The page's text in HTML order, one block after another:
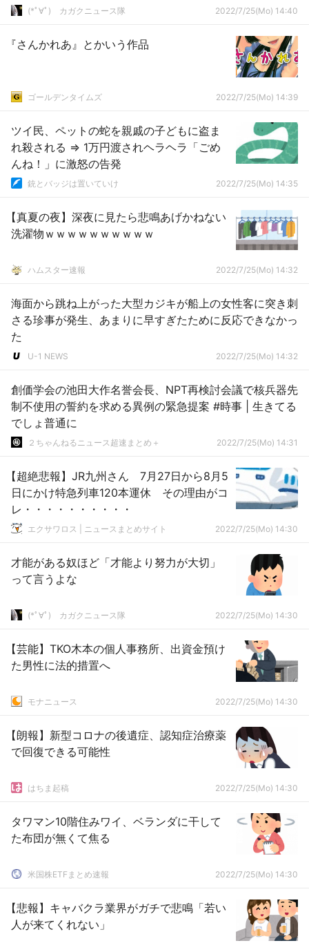
(*ﾟ∀ﾟ)ゞカガクニュース隊 2022/7/25(Mo) 14:40
『さんかれあ』とかいう作品
ゴールデンタイムズ 2022/7/25(Mo) 14:39
ツイ民、ペットの蛇を親戚の子どもに盗ま
れ殺される ⇒ 1万円渡されヘラヘラ「ごめ
んね！」に激怒の告発
銃とバッジは置いていけ 2022/7/25(Mo) 14:35
【真夏の夜】深夜に見たら悲鳴あげかねない
洗濯物ｗｗｗｗｗｗｗｗｗｗ
ハムスター速報 2022/7/25(Mo) 14:32
海面から跳ね上がった大型カジキが船上の女性客に突き刺
さる珍事が発生、あまりに早すぎたために反応できなかっ
た
U-1 NEWS 2022/7/25(Mo) 14:32
創価学会の池田大作名誉会長、NPT再検討会議で核兵器先
制不使用の誓約を求める異例の緊急提案 #時事 | 生きてる
でしょ普通に
２ちゃんねるニュース超速まとめ＋ 2022/7/25(Mo) 14:31
【超絶悲報】JR九州さん 7月27日から8月5
日にかけ特急列車120本運休 その理由がコ
レ・・・・・・・・・・
エクサワロス | ニュースまとめサイト 2022/7/25(Mo) 14:30
才能がある奴ほど「才能より努力が大切」
って言うよな
(*ﾟ∀ﾟ)ゞカガクニュース隊 2022/7/25(Mo) 14:30
【芸能】TKO木本の個人事務所、出資金預け
た男性に法的措置へ
モナニュース 2022/7/25(Mo) 14:30
【朗報】新型コロナの後遺症、認知症治療薬
で回復できる可能性
はちま起稿 2022/7/25(Mo) 14:30
タワマン10階住みワイ、ベランダに干して
た布団が無くて焦る
米国株ETFまとめ速報 2022/7/25(Mo) 14:30
【悲報】キャバクラ業界がガチで悲鳴「若い
人が来てくれない」